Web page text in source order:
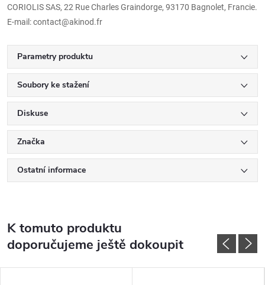
CORIOLIS SAS, 22 Rue Charles Graindorge, 93170 Bagnolet, Francie.
E-mail: contact@akinod.fr
Parametry produktu
Soubory ke stažení
Diskuse
Značka
Ostatní informace
K tomuto produktu
doporučujeme ještě dokoupit